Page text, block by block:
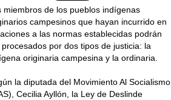
miembros de los pueblos indígenas
campesinos que hayan incurrido en
a las normas establecidas podrán
procesados por dos tipos de justicia: la
originaria campesina y la ordinaria.
la diputada del Movimiento Al Socialismo
Cecilia Ayllón, la Ley de Deslinde